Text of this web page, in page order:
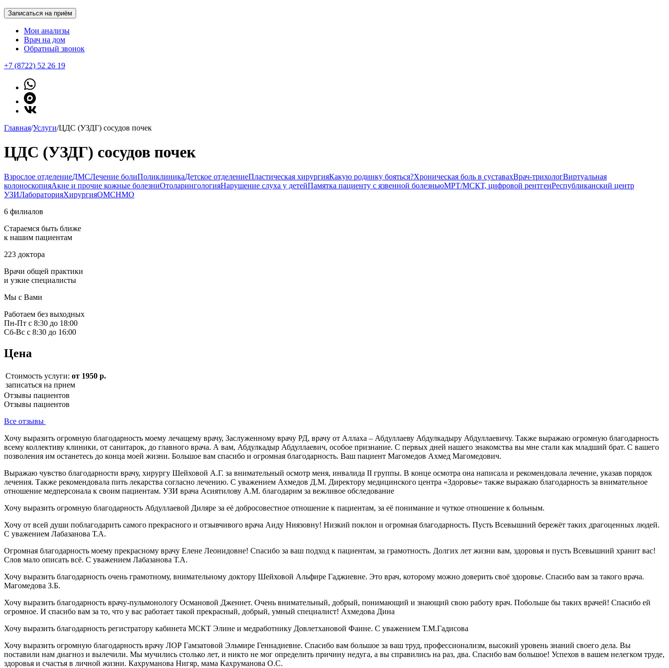
Записаться на приём
Мои анализы
Врач на дом
Обратный звонок
+7 (8722) 52 26 19
Главная/Услуги/ЦДС (УЗДГ) сосудов почек
ЦДС (УЗДГ) сосудов почек
Взрослое отделениеДМСЛечение болиПоликлиникаДетское отделениеПластическая хирургияКакую родинку бояться?Хроническая боль в суставахВрач-трихологВиртуальная
колоноскопияАкне и прочие кожные болезниОтоларингологияНарушение слуха у детейПамятка пациенту с язвенной болезньюМРТ/МСКТ, цифровой рентгенРеспубликанский центр
УЗИЛабораторияХирургияОМСНМО
6 филиалов
Стараемся быть ближе
к нашим пациентам
223 доктора
Врачи общей практики
и узкие специалисты
Мы с Вами
Работаем без выходных
Пн-Пт с 8:30 до 18:00
Сб-Вс с 8:30 до 16:00
Цена
Стоимость услуги: от 1950 р.
записаться на прием
Отзывы пациентов
Отзывы пациентов
Все отзывы
Хочу выразить огромную благодарность моему лечащему врачу, Заслуженному врачу РД, врачу от Аллаха – Абдуллаеву Абдулкадыру Абдуллаевичу. Также выражаю огромную благодарность
всему коллективу клиники, от санитарок, до главного врача. А вам, Абдулкадыр Абдуллаевич, особое признание. С первых дней нашего знакомства вы мне стали как младший брат. С вашего
позволения им останетесь до конца моей жизни. Большое вам спасибо и огромная благодарность. Ваш пациент Магомедов Ахмед Магомедович.
Выражаю чувство благодарности врачу, хирургу Шейховой А.Г. за внимательный осмотр меня, инвалида II группы. В конце осмотра она написала и рекомендовала лечение, указав порядок
лечения. Также рекомендовала пить лекарства согласно лечению. С уважением Ахмедов Д.М. Директору медицинского центра «Здоровье» также выражаю благодарность за внимательное
отношение медперсонала к своим пациентам. УЗИ врача Асиятилову А.М. благодарим за вежливое обследование
Хочу выразить огромную благодарность Абдуллаевой Диляре за её добросовестное отношение к пациентам, за её понимание и чуткое отношение к больным.
Хочу от всей души поблагодарить самого прекрасного и отзывчивого врача Аиду Ниязовну! Низкий поклон и огромная благодарность. Пусть Всевышний бережёт таких драгоценных людей.
С уважением Лабазанова Т.А.
Огромная благодарность моему прекрасному врачу Елене Леонидовне! Спасибо за ваш подход к пациентам, за грамотность. Долгих лет жизни вам, здоровья и пусть Всевышний хранит вас!
Слов мало описать всё. С уважением Лабазанова Т.А.
Хочу выразить благодарность очень грамотному, внимательному доктору Шейховой Альфире Гаджиевне. Это врач, которому можно доверить своё здоровье. Спасибо вам за такого врача.
Магомедова З.Б.
Хочу выразить благодарность врачу-пульмонологу Османовой Дженнет. Очень внимательный, добрый, понимающий и знающий свою работу врач. Побольше бы таких врачей! Спасибо ей
огромное. И спасибо вам за то, что у вас работает такой прекрасный, добрый, умный специалист! Ахмедова Дина
Хочу выразить благодарность регистратору кабинета МСКТ Элине и медработнику Довлетхановой Фаине. С уважением Т.М.Гадисова
Хочу выразить огромную благодарность врачу ЛОР Гамзатовой Эльмире Геннадиевне. Спасибо вам большое за ваш труд, профессионализм, высокий уровень знаний своего дела. Вы
поставили нам диагноз и вылечили. Мы мучились столько лет, и никто не мог определить причину недуга, а вы справились на раз, два. Спасибо вам большое! Успехов в вашем нелегком труде,
здоровья и счастья в личной жизни. Кахруманова Нигяр, мама Кахруманова О.С.